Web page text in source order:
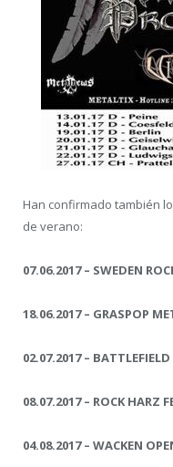
Han confirmado también
de verano:
07.06.2017 – SWEDEN
18.06.2017 – GRASPOP
02.07.2017 –
08.07.2017 – ROCK
04.08.2017 – WACKEN